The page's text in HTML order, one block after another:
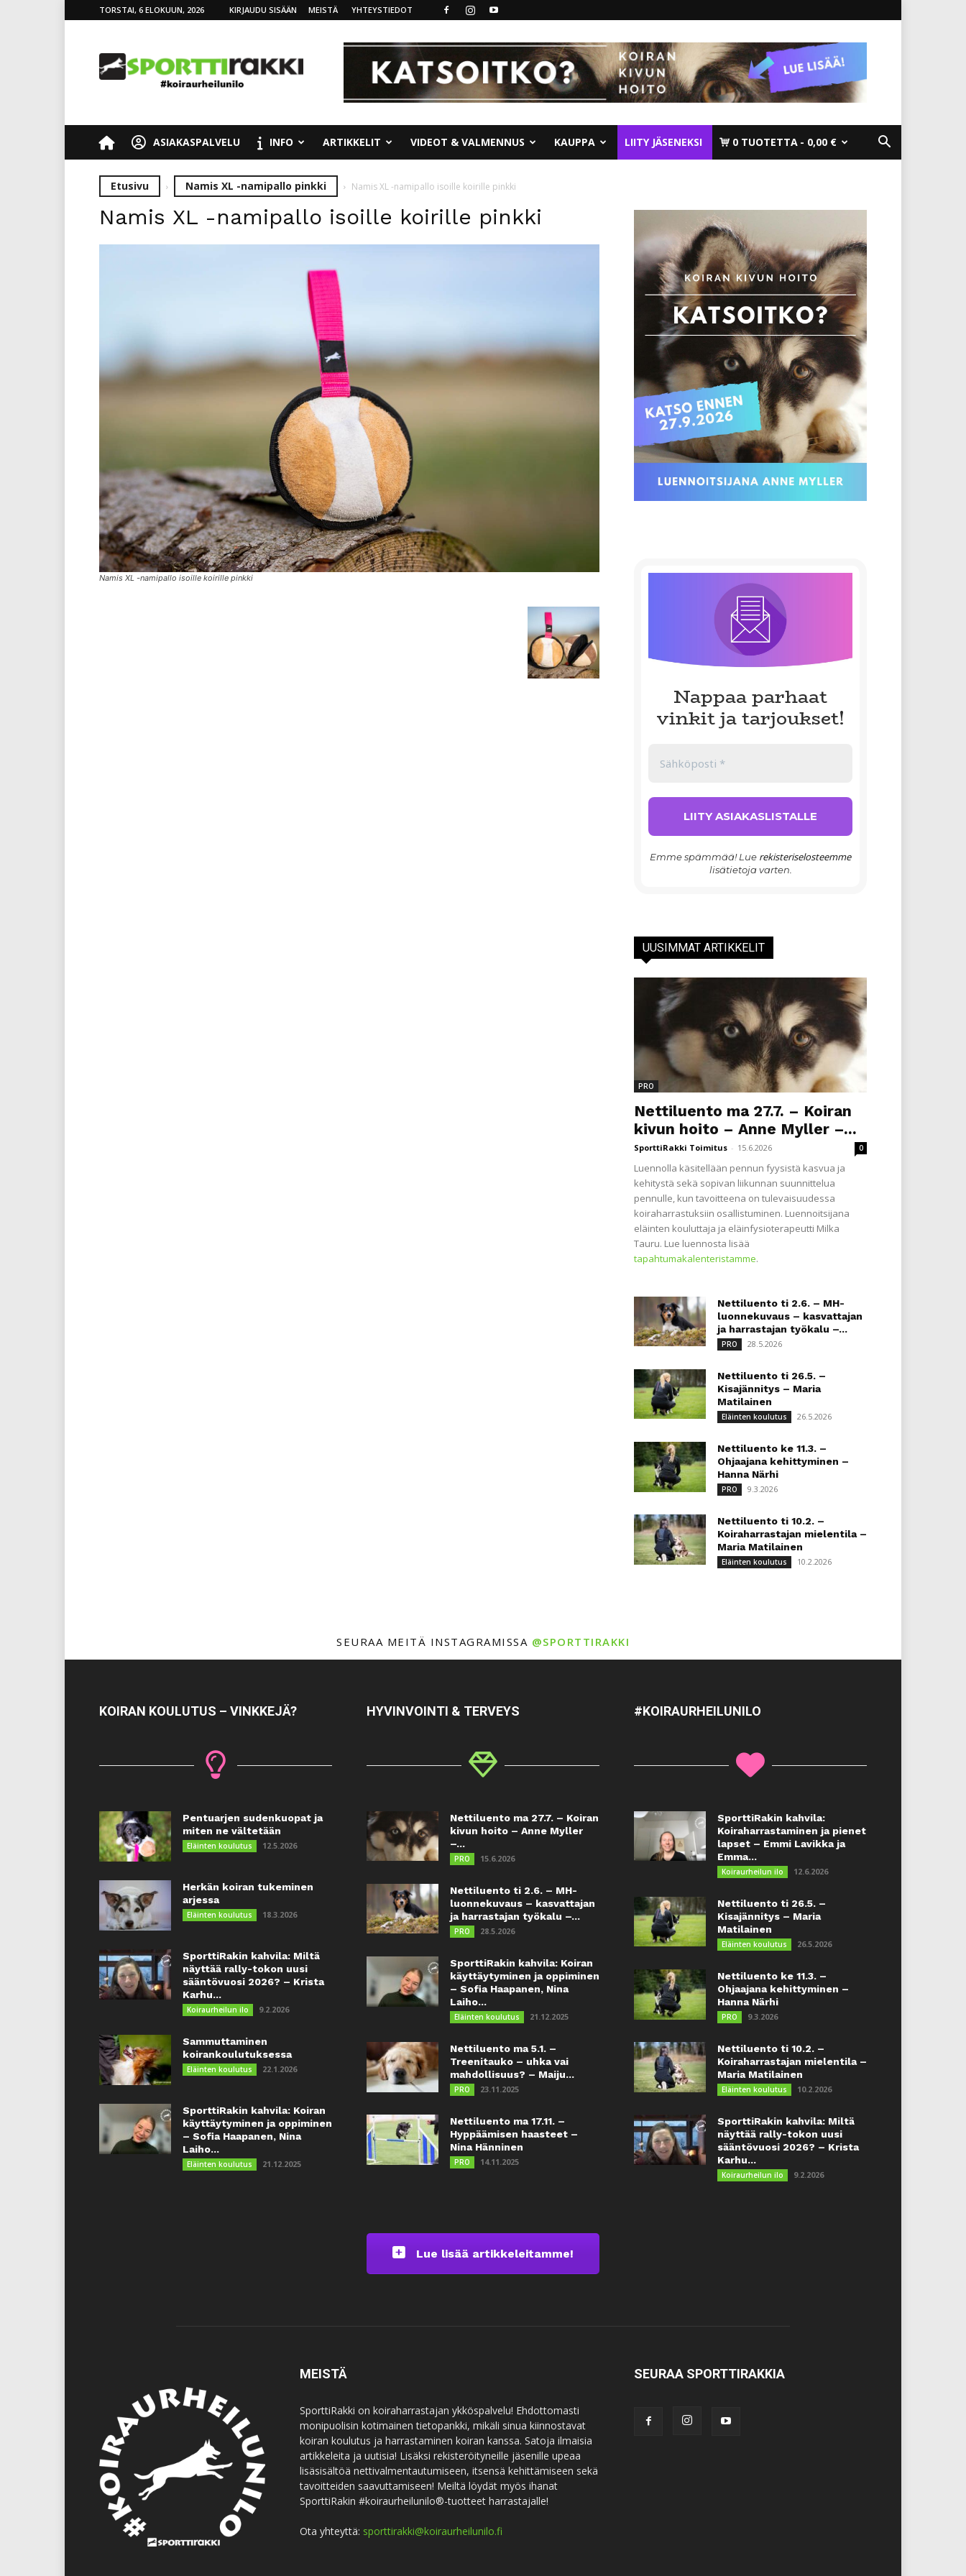
TORSTAI, 6 ELOKUUN, 2026 KIRJAUDU SISÄÄN MEISTÄ YHTEYSTIEDOT
ASIAKASPALVELU INFO ARTIKKELIT VIDEOT & VALMENNUS KAUPPA LIITY JÄSENEKSI 0 TUOTETTA 0,00 €
Etusivu Namis XL -namipallo pinkki Namis XL -namipallo isoille koirille pinkki
Namis XL -namipallo isoille koirille pinkki
Namis XL -namipallo isoille koirille pinkki
Nappaa parhaat
vinkit ja tarjoukset!
Emme spämmää! Lue rekisteriselosteemme
lisätietoja varten.
UUSIMMAT ARTIKKELIT
PRO
Nettiluento ma 27.7. – Koiran
kivun hoito – Anne Myller –...
SporttiRakki Toimitus - 15.6.2026 0
Luennolla käsitellään pennun fyysistä kasvua ja
kehitystä sekä sopivan liikunnan suunnittelua
pennulle, kun tavoitteena on tulevaisuudessa
koiraharrastuksiin osallistuminen. Luennoitsijana
eläinten kouluttaja ja eläinfysioterapeutti Milka
Tauru. Lue luennosta lisää
tapahtumakalenteristamme.
Nettiluento ti 2.6. – MH-
luonnekuvaus – kasvattajan
ja harrastajan työkalu –...
PRO 28.5.2026
Nettiluento ti 26.5. –
Kisajännitys – Maria
Matilainen
Eläinten koulutus 26.5.2026
Nettiluento ke 11.3. –
Ohjaajana kehittyminen –
Hanna Närhi
PRO 9.3.2026
Nettiluento ti 10.2. –
Koiraharrastajan mielentila –
Maria Matilainen
Eläinten koulutus 10.2.2026
SEURAA MEITÄ INSTAGRAMISSA @SPORTTIRAKKI
KOIRAN KOULUTUS – VINKKEJÄ?
Pentuarjen sudenkuopat ja
miten ne vältetään
Eläinten koulutus 12.5.2026
Herkän koiran tukeminen
arjessa
Eläinten koulutus 18.3.2026
SporttiRakin kahvila: Miltä
näyttää rally-tokon uusi
sääntövuosi 2026? – Krista
Karhu...
Koiraurheilun ilo 9.2.2026
Sammuttaminen
koirankoulutuksessa
Eläinten koulutus 22.1.2026
SporttiRakin kahvila: Koiran
käyttäytyminen ja oppiminen
– Sofia Haapanen, Nina
Laiho...
Eläinten koulutus 21.12.2025
HYVINVOINTI & TERVEYS
Nettiluento ma 27.7. – Koiran
kivun hoito – Anne Myller
–...
PRO 15.6.2026
Nettiluento ti 2.6. – MH-
luonnekuvaus – kasvattajan
ja harrastajan työkalu –...
PRO 28.5.2026
SporttiRakin kahvila: Koiran
käyttäytyminen ja oppiminen
– Sofia Haapanen, Nina
Laiho...
Eläinten koulutus 21.12.2025
Nettiluento ma 5.1. –
Treenitauko – uhka vai
mahdollisuus? – Maiju...
PRO 23.11.2025
Nettiluento ma 17.11. –
Hyppäämisen haasteet –
Nina Hänninen
PRO 14.11.2025
Lue lisää artikkeleitamme!
#KOIRAURHEILUNILO
SporttiRakin kahvila:
Koiraharrastaminen ja pienet
lapset – Emmi Lavikka ja
Emma...
Koiraurheilun ilo 12.6.2026
Nettiluento ti 26.5. –
Kisajännitys – Maria
Matilainen
Eläinten koulutus 26.5.2026
Nettiluento ke 11.3. –
Ohjaajana kehittyminen –
Hanna Närhi
PRO 9.3.2026
Nettiluento ti 10.2. –
Koiraharrastajan mielentila –
Maria Matilainen
Eläinten koulutus 10.2.2026
SporttiRakin kahvila: Miltä
näyttää rally-tokon uusi
sääntövuosi 2026? – Krista
Karhu...
Koiraurheilun ilo 9.2.2026
MEISTÄ
SporttiRakki on koiraharrastajan ykköspalvelu! Ehdottomasti
monipuolisin kotimainen tietopankki, mikäli sinua kiinnostavat
koiran koulutus ja harrastaminen koiran kanssa. Satoja ilmaisia
artikkeleita ja uutisia! Lisäksi rekisteröityneille jäsenille upeaa
lisäsisältöä nettivalmentautumiseen, itsensä kehittämiseen sekä
tavoitteiden saavuttamiseen! Meiltä löydät myös ihanat
SporttiRakin #koiraurheilunilo®-tuotteet harrastajalle!
Ota yhteyttä: sporttirakki@koiraurheilunilo.fi
SEURAA SPORTTIRAKKIA